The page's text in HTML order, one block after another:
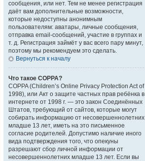
сообщения, или нет. Тем не менее регистрация
даёт вам дополнительные возможности,
которые недоступны анонимным
пользователям: аватары, личные сообщения,
отправка email-сообщений, участие в группах и
т. д. Регистрация займёт у вас всего пару минут,
поэтому мы рекомендуем это сделать.
Вернуться к началу
Что такое COPPA?
COPPA (Children’s Online Privacy Protection Act of
1998), или Акт о защите частных прав ребёнка в
интернете от 1998 г. — это закон Соединённых
Штатов, требующий от сайтов, которые могут
собирать информацию от несовершеннолетних
младше 13 лет, иметь на это письменное
согласие родителей. Допустимо наличие иного
вида подтверждения того, что опекуны
разрешают сбор личной информации от
несовершеннолетних младше 13 лет. Если вы